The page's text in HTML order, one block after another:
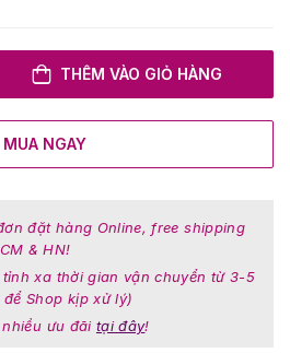
THÊM VÀO GIỎ HÀNG
MUA NGAY
đặt hàng Online, free shipping
& HN!
xa thời gian vận chuyển từ 3-5
Shop kịp xử lý)
ưu đãi tại đây!